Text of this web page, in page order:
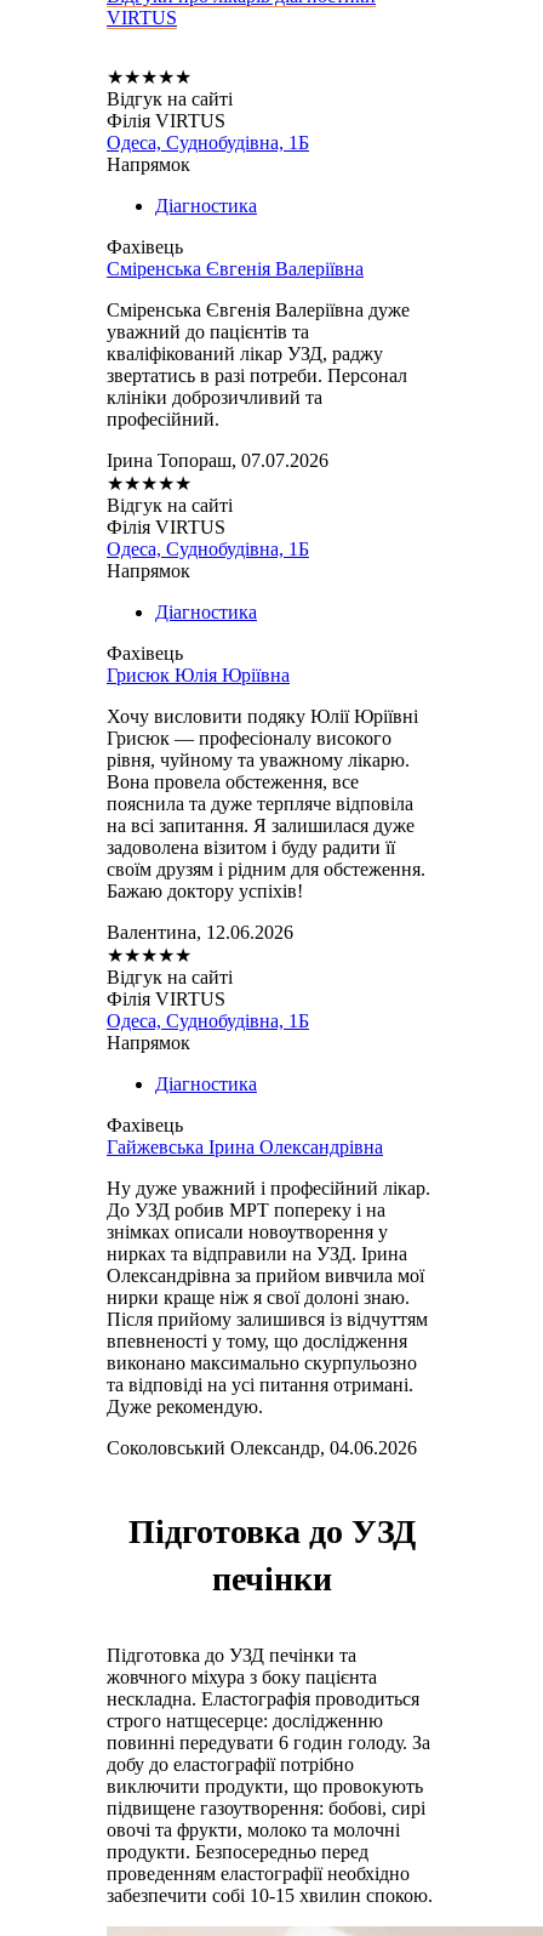
VIRTUS
★★★★★
Відгук на сайті
Філія VIRTUS
Одеса, Суднобудівна, 1Б
Напрямок
Діагностика
Фахівець
Сміренська Євгенія Валеріївна
Сміренська Євгенія Валеріївна дуже
уважний до пацієнтів та
кваліфікований лікар УЗД, раджу
звертатись в разі потреби. Персонал
клініки доброзичливий та
професійний.
Ірина Топораш, 07.07.2026
★★★★★
Відгук на сайті
Філія VIRTUS
Одеса, Суднобудівна, 1Б
Напрямок
Діагностика
Фахівець
Грисюк Юлія Юріївна
Хочу висловити подяку Юлії Юріївні
Грисюк — професіоналу високого
рівня, чуйному та уважному лікарю.
Вона провела обстеження, все
пояснила та дуже терпляче відповіла
на всі запитання. Я залишилася дуже
задоволена візитом і буду радити її
своїм друзям і рідним для обстеження.
Бажаю доктору успіхів!
Валентина, 12.06.2026
★★★★★
Відгук на сайті
Філія VIRTUS
Одеса, Суднобудівна, 1Б
Напрямок
Діагностика
Фахівець
Гайжевська Ірина Олександрівна
Ну дуже уважний і професійний лікар.
До УЗД робив МРТ попереку і на
знімках описали новоутворення у
нирках та відправили на УЗД. Ірина
Олександрівна за прийом вивчила мої
нирки краще ніж я свої долоні знаю.
Після прийому залишився із відчуттям
впевненості у тому, що дослідження
виконано максимально скурпульозно
та відповіді на усі питання отримані.
Дуже рекомендую.
Соколовський Олександр, 04.06.2026
Підготовка до УЗД
печінки
Підготовка до УЗД печінки та
жовчного міхура з боку пацієнта
нескладна. Еластографія проводиться
строго натщесерце: дослідженню
повинні передувати 6 годин голоду. За
добу до еластографії потрібно
виключити продукти, що провокують
підвищене газоутворення: бобові, сирі
овочі та фрукти, молоко та молочні
продукти. Безпосередньо перед
проведенням еластографії необхідно
забезпечити собі 10-15 хвилин спокою.